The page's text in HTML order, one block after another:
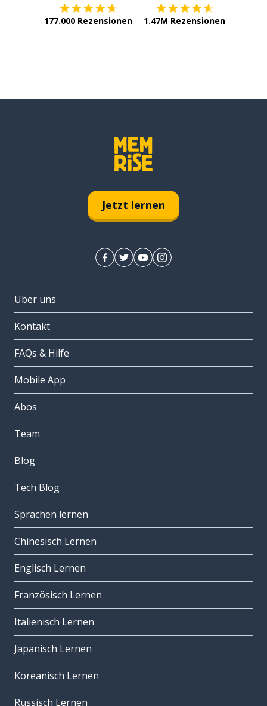
177.000 Rezensionen 1.47M Rezensionen
Jetzt lernen
Über uns
Kontakt
FAQs & Hilfe
Mobile App
Abos
Team
Blog
Tech Blog
Sprachen lernen
Chinesisch Lernen
Englisch Lernen
Französisch Lernen
Italienisch Lernen
Japanisch Lernen
Koreanisch Lernen
Russisch Lernen